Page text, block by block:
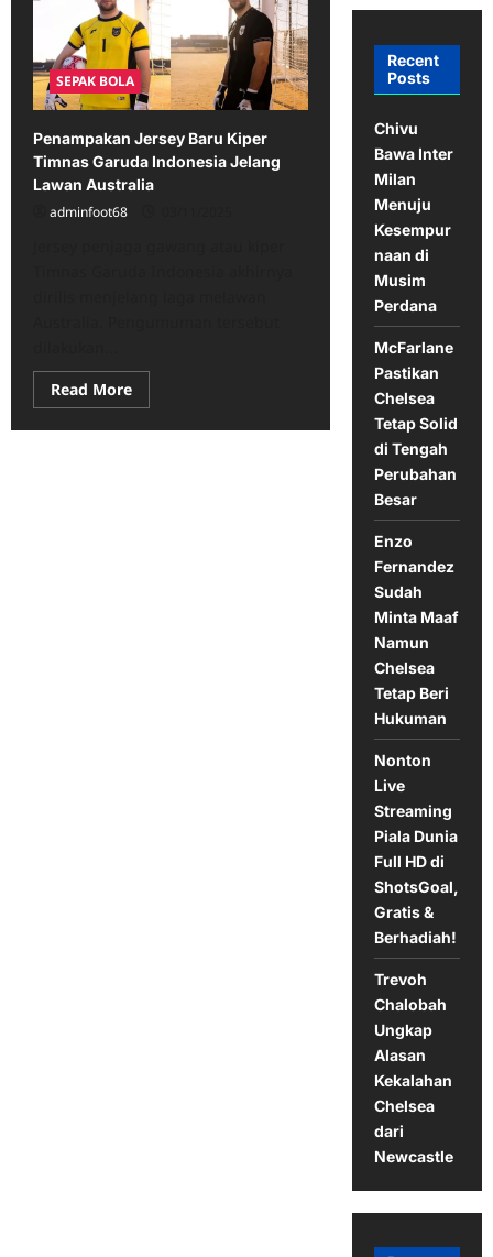
SEPAK BOLA
Penampakan Jersey Baru Kiper
Timnas Garuda Indonesia Jelang
Lawan Australia
adminfoot68
Read MoreRead
more
Penampakan
Recent
Posts
Chivu
Bawa Inter
Milan
Menuju
Kesempur
naan di
Musim
Perdana
McFarlane
Pastikan
Chelsea
Tetap Solid
di Tengah
Perubahan
Besar
Enzo
Fernandez
Sudah
Minta Maaf
Namun
Chelsea
Tetap Beri
Hukuman
Nonton
Live
Streaming
Piala Dunia
Full HD di
ShotsGoal,
Gratis &
Berhadiah!
Trevoh
Chalobah
Ungkap
Alasan
Kekalahan
Chelsea
dari
Newcastle